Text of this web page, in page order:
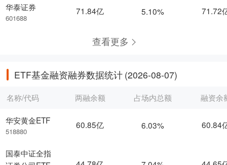
华泰证券
601688
71.84亿 5.10% 71.72
查看更多
ETF基金融资融券数据统计 (2026-08-07)
名称/代码
华安黄金ETF
518880
国泰中证全指
两融余额 占场内总额 融资余
60.85亿 6.03% 60.84